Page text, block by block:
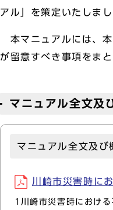
アル」を策定いたしまし
本マニュアルには、本
が留意すべき事項をま
マニュアル全文及
マニュアル全文及び
川崎市災害時に
1川崎市災害時におけ